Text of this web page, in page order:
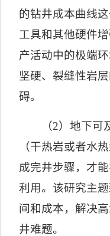
的钻井成本曲线
工具和其他硬件
产活动中的极端
坚硬、裂缝性岩
碍。
（2）地下可
（干热岩或者水
成完井步骤，才
利用。该研究主
间和成本，解决
井难题。